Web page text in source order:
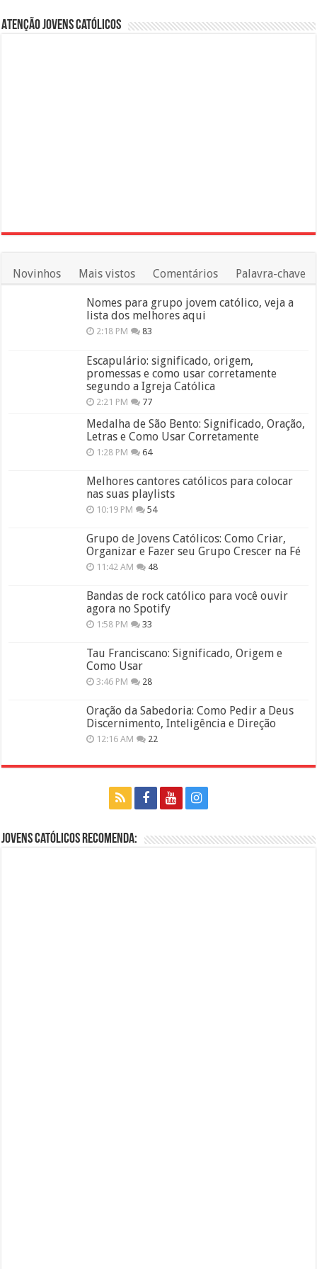
Atenção Jovens Católicos
Novinhos Mais vistos Comentários Palavra-chave
Nomes para grupo jovem católico, veja a
lista dos melhores aqui
2:18 PM 83
Escapulário: significado, origem,
promessas e como usar corretamente
segundo a Igreja Católica
2:21 PM 77
Medalha de São Bento: Significado, Oração,
Letras e Como Usar Corretamente
1:28 PM 64
Melhores cantores católicos para colocar
nas suas playlists
10:19 PM 54
Grupo de Jovens Católicos: Como Criar,
Organizar e Fazer seu Grupo Crescer na Fé
11:42 AM 48
Bandas de rock católico para você ouvir
agora no Spotify
1:58 PM 33
Tau Franciscano: Significado, Origem e
Como Usar
3:46 PM 28
Oração da Sabedoria: Como Pedir a Deus
Discernimento, Inteligência e Direção
12:16 AM 22
Jovens Católicos Recomenda: